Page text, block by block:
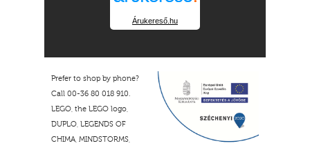
Árukereső.hu
Prefer to shop by phone?
Call 00-36 80 018 910.
LEGO, the LEGO logo,
DUPLO, LEGENDS OF
CHIMA, MINDSTORMS,